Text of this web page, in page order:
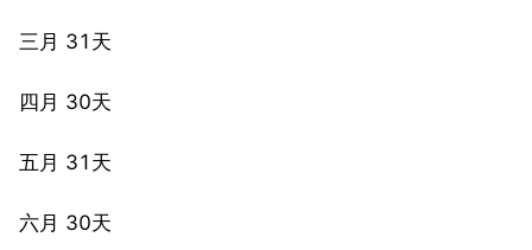
三月 31天
四月 30天
五月 31天
六月 30天